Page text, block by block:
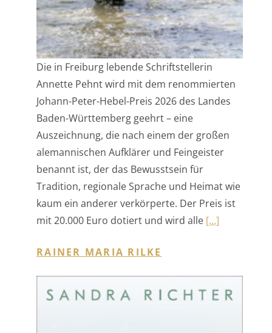
Die in Freiburg lebende Schriftstellerin
Annette Pehnt wird mit dem renommierten
Johann-Peter-Hebel-Preis 2026 des Landes
Baden-Württemberg geehrt – eine
Auszeichnung, die nach einem der großen
alemannischen Aufklärer und Feingeister
benannt ist, der das Bewusstsein für
Tradition, regionale Sprache und Heimat wie
kaum ein anderer verkörperte. Der Preis ist
mit 20.000 Euro dotiert und wird alle
RAINER MARIA RILKE